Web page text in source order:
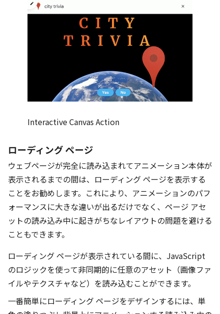
Interactive Canvas Action
ローディング ページ
ウェブページが完全に読み込まれてアニメーション本体が
表示されるまでの間は、ローディング ページを表示する
ことをお勧めします。これにより、アニメーションのパフ
ォーマンスに大きな違いが出るだけでなく、ページ アセ
ットの読み込み中に起きがちなレイアウトの問題を避ける
こともできます。
ローディング ページが表示されている間に、JavaScript
のロジックを使って非同期的に任意のアセット（画像ファ
イルやテクスチャなど）を読み込むことができます。
一番簡単にローディング ページをデザインするには、単